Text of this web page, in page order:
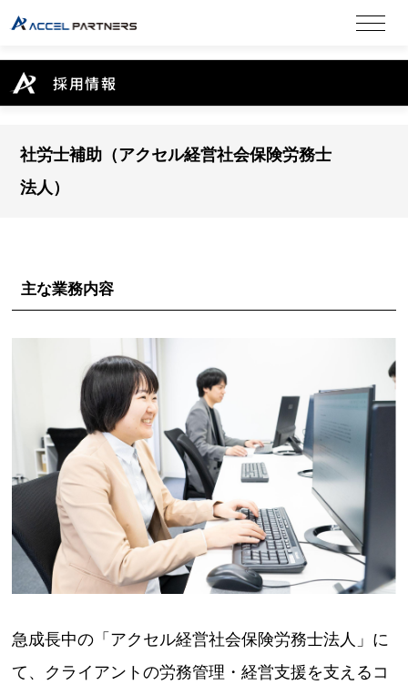
採用情報
社労士補助（アクセル経営社会保険労務士
法人）
主な業務内容
急成長中の「アクセル経営社会保険労務士法人」に
て、クライアントの労務管理・経営支援を支えるコ